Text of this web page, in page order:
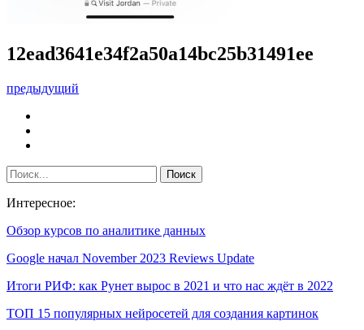
12ead3641e34f2a50a14bc25b31491ee
предыдущий
Интересное:
Обзор курсов по аналитике данных
Google начал November 2023 Reviews Update
Итоги РИФ: как Рунет вырос в 2021 и что нас ждёт в 2022
ТОП 15 популярных нейросетей для создания картинок